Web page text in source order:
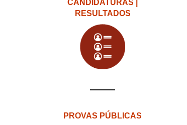
CANDIDATURAS |
RESULTADOS
PROVAS PÚBLICAS